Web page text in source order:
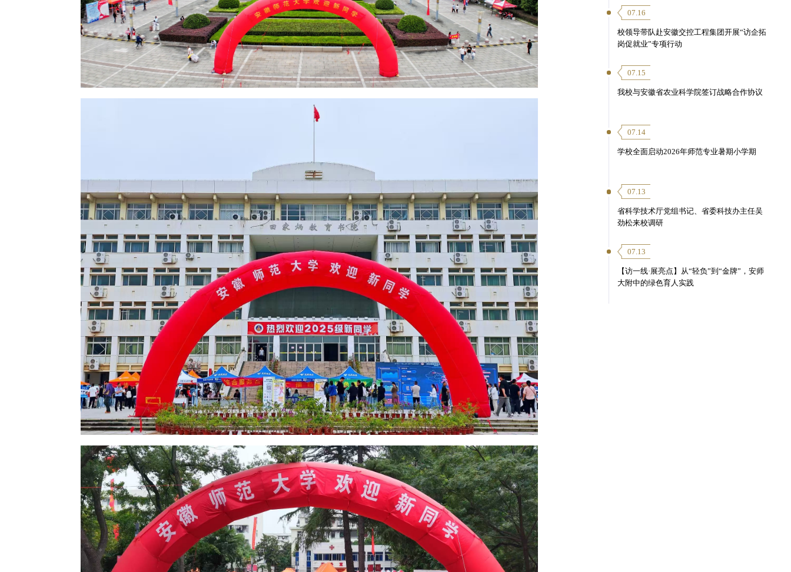
07.16
校领导带队赴安徽交控工程集团开展“访企拓
岗促就业”专项行动
07.15
我校与安徽省农业科学院签订战略合作协议
07.14
学校全面启动2026年师范专业暑期小学期
07.13
省科学技术厅党组书记、省委科技办主任吴
劲松来校调研
07.13
【访一线·展亮点】从“轻负”到“金牌”，安师
大附中的绿色育人实践